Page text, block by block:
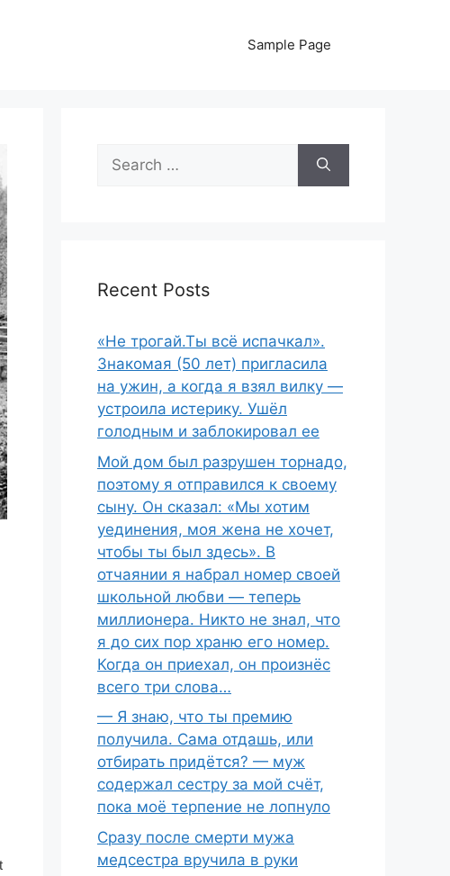
Sample Page
Search
for:
Recent Posts
«Не трогай.Ты всё испачкал».
Знакомая (50 лет) пригласила
на ужин, а когда я взял вилку —
устроила истерику. Ушёл
голодным и заблокировал ее
Мой дом был разрушен торнадо,
поэтому я отправился к своему
сыну. Он сказал: «Мы хотим
уединения, моя жена не хочет,
чтобы ты был здесь». В
отчаянии я набрал номер своей
школьной любви — теперь
миллионера. Никто не знал, что
я до сих пор храню его номер.
Когда он приехал, он произнёс
всего три слова…
— Я знаю, что ты премию
получила. Сама отдашь, или
отбирать придётся? — муж
содержал сестру за мой счёт,
пока моё терпение не лопнуло
Сразу после смерти мужа
медсестра вручила в руки